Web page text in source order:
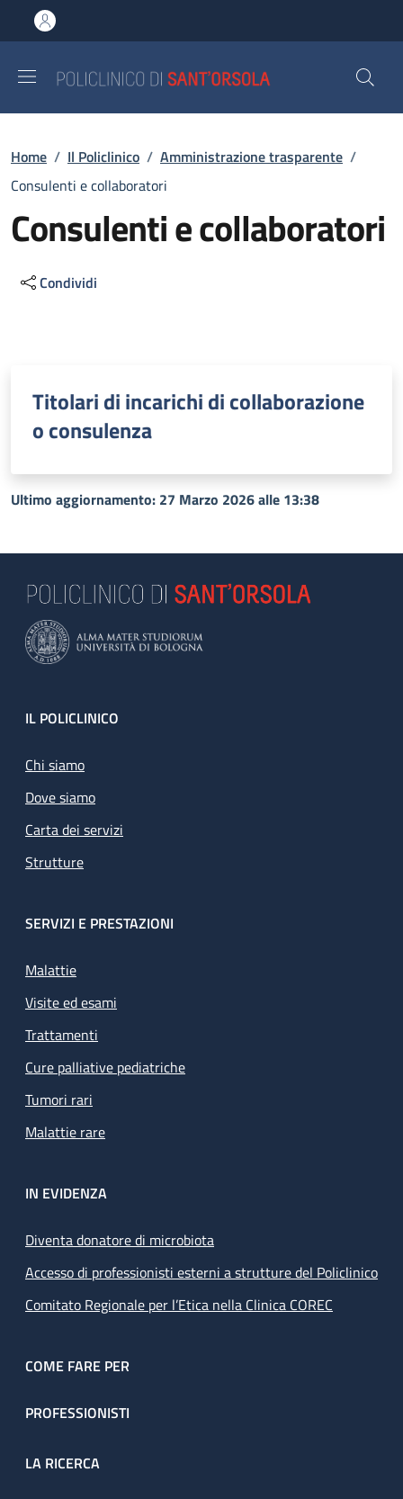
al contenuto principale
to footer content
Briciole di pane
Home / Il Policlinico / Amministrazione trasparente /
Consulenti e collaboratori
Consulenti e collaboratori
Condividi
Titolari di incarichi di collaborazione
o consulenza
Ultimo aggiornamento: 27 Marzo 2026 alle 13:38
Footer
IL POLICLINICO
Chi siamo
Dove siamo
Carta dei servizi
Strutture
SERVIZI E PRESTAZIONI
Malattie
Visite ed esami
Trattamenti
Cure palliative pediatriche
Tumori rari
Malattie rare
IN EVIDENZA
Diventa donatore di microbiota
Accesso di professionisti esterni a strutture del Policlinico
Comitato Regionale per l’Etica nella Clinica COREC
COME FARE PER
PROFESSIONISTI
LA RICERCA